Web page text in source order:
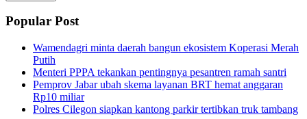
Popular Post
Wamendagri minta daerah bangun ekosistem Koperasi Merah
Putih
Menteri PPPA tekankan pentingnya pesantren ramah santri
Pemprov Jabar ubah skema layanan BRT hemat anggaran
Rp10 miliar
Polres Cilegon siapkan kantong parkir tertibkan truk tambang